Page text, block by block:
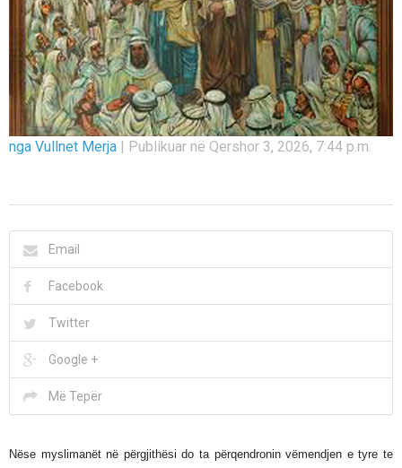
nga Vullnet Merja | Publikuar në Qershor 3, 2026, 7:44 p.m.
Email
Facebook
Twitter
Google +
Më Tepër
Nëse myslimanët në përgjithësi do ta përqendronin vëmendjen e tyre te